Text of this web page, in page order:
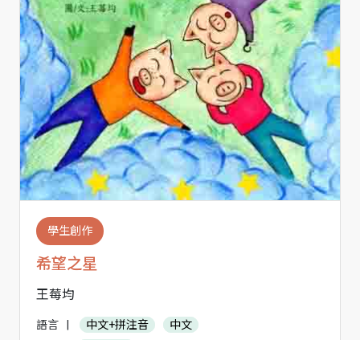
學生創作
希望之星
王莓均
語言 中文+拼注音
中文